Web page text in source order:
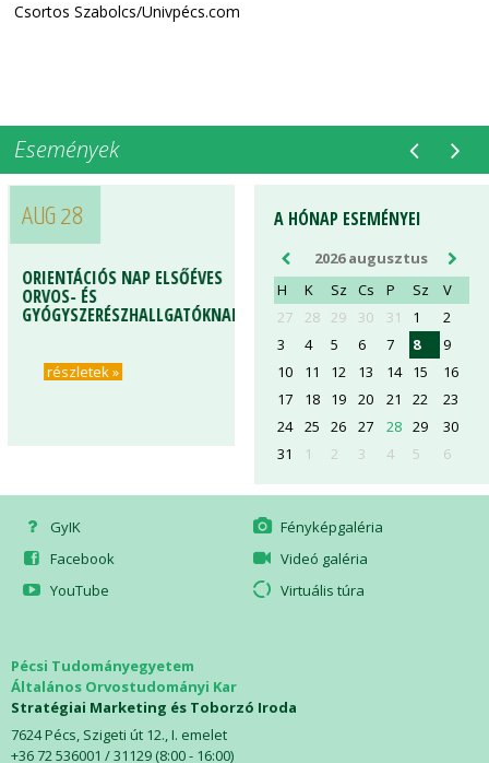
Csortos Szabolcs/Univpécs.com
Események
A HÓNAP ESEMÉNYEI
2026 augusztus
H
K Sz Cs P Sz
V
27
28 29 30 31 1
2
3
4 5 6 7 8
9
10
11 12 13 14 15
16
17
18 19 20 21 22
23
24
25 26 27 28 29
30
31
1 2 3 4 5 6
AUG 28
ORIENTÁCIÓS NAP ELSŐÉVES
ORVOS- ÉS
GYÓGYSZERÉSZHALLGATÓKNAK
részletek »
GyIK
Facebook
YouTube
Fényképgaléria
Videó galéria
Virtuális túra
Pécsi Tudományegyetem
Általános Orvostudományi Kar
Stratégiai Marketing és Toborzó Iroda
7624 Pécs, Szigeti út 12., I. emelet
+36 72 536001 / 31129 (8:00 - 16:00)